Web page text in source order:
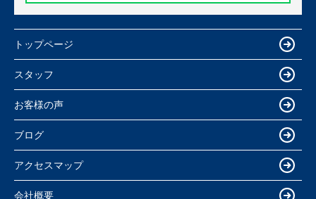
トップページ
スタッフ
お客様の声
ブログ
アクセスマップ
会社概要